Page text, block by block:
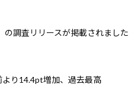
調査リリースが掲載されました
より14.4pt増加、過去最高